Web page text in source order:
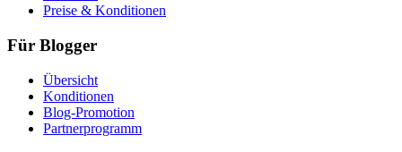
Preise & Konditionen
Für Blogger
Übersicht
Konditionen
Blog-Promotion
Partnerprogramm